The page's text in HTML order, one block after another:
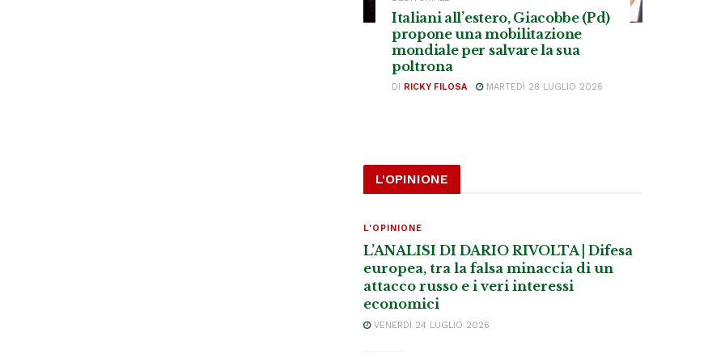
Italiani all’estero, Giacobbe (Pd)
propone una mobilitazione
mondiale per salvare la sua
poltrona
DI RICKY FILOSA MARTEDÌ 28 LUGLIO 2026
L'OPINIONE
L'OPINIONE
L’ANALISI DI DARIO RIVOLTA | Difesa
europea, tra la falsa minaccia di un
attacco russo e i veri interessi
economici
VENERDÌ 24 LUGLIO 2026